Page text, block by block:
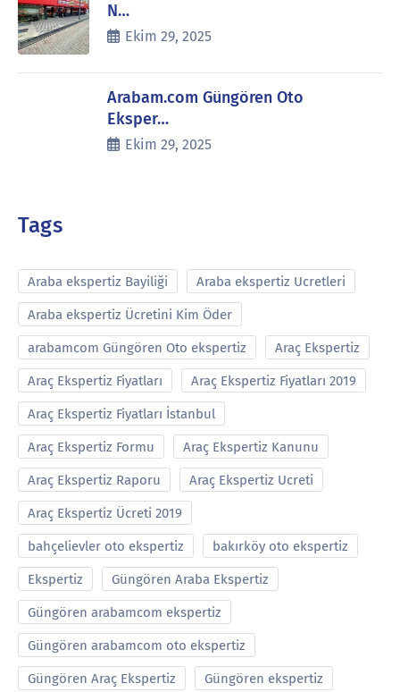
N…
Ekim 29, 2025
Arabam.com Güngören Oto
Eksper…
Ekim 29, 2025
Tags
Araba ekspertiz Bayiliği Araba ekspertiz Ucretleri
Araba ekspertiz Ücretini Kim Öder
arabamcom Güngören Oto ekspertiz Araç Ekspertiz
Araç Ekspertiz Fiyatları Araç Ekspertiz Fiyatları 2019
Araç Ekspertiz Fiyatları İstanbul
Araç Ekspertiz Formu Araç Ekspertiz Kanunu
Araç Ekspertiz Raporu Araç Ekspertiz Ucreti
Araç Ekspertiz Ücreti 2019
bahçelievler oto ekspertiz bakırköy oto ekspertiz
Ekspertiz Güngören Araba Ekspertiz
Güngören arabamcom ekspertiz
Güngören arabamcom oto ekspertiz
Güngören Araç Ekspertiz Güngören ekspertiz